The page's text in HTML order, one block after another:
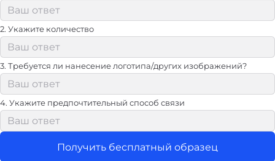
2. Укажите количество
3. Требуется ли нанесение логотипа/других изображений?
4. Укажите предпочтительный способ связи
Получить бесплатный образец